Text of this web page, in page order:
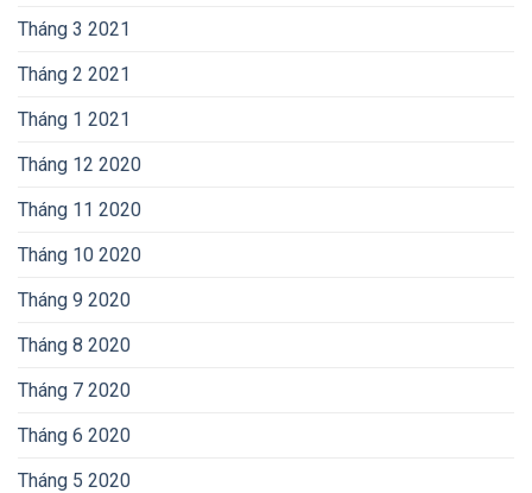
Tháng 3 2021
Tháng 2 2021
Tháng 1 2021
Tháng 12 2020
Tháng 11 2020
Tháng 10 2020
Tháng 9 2020
Tháng 8 2020
Tháng 7 2020
Tháng 6 2020
Tháng 5 2020